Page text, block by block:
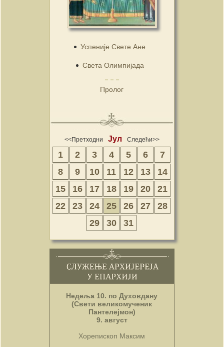
Успеније Свете Ане
Света Олимпијада
Пролог
<<Претходни Јул Следећи>>
1 2 3 4 5 6
7
8
9 10 11 12 13
14
15
16 17 18 19 20
21
22
23 24 25 26 27
28
29
30 31
Недеља 10. по Духовдану
(Свети великомученик
Пантелејмон)
9. август
Хорепископ Максим